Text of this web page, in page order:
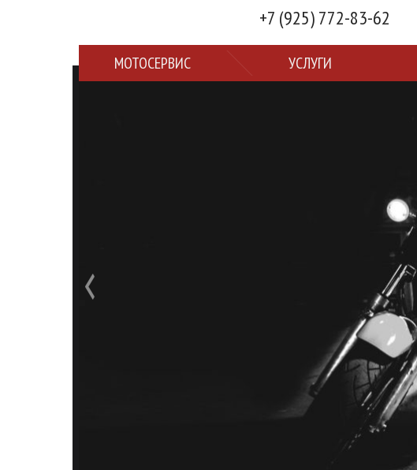
+7 (925) 772-83-62
МОТОСЕРВИС УСЛУГИ